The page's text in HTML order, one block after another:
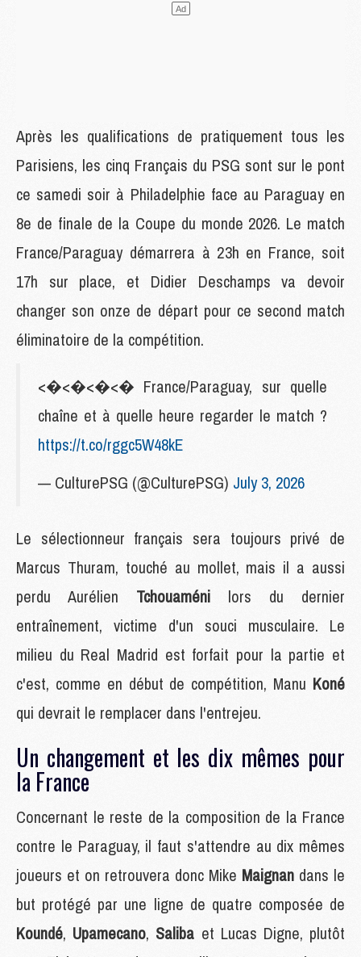
Après les qualifications de pratiquement tous les
Parisiens, les cinq Français du PSG sont sur le pont
ce samedi soir à Philadelphie face au Paraguay en
8e de finale de la Coupe du monde 2026. Le match
France/Paraguay démarrera à 23h en France, soit
17h sur place, et Didier Deschamps va devoir
changer son onze de départ pour ce second match
éliminatoire de la compétition.
<�<�<�<� France/Paraguay, sur quelle
chaîne et à quelle heure regarder le match ?
https://t.co/rggc5W48kE
— CulturePSG (@CulturePSG) July 3, 2026
Le sélectionneur français sera toujours privé de
Marcus Thuram, touché au mollet, mais il a aussi
perdu Aurélien Tchouaméni lors du dernier
entraînement, victime d'un souci musculaire. Le
milieu du Real Madrid est forfait pour la partie et
c'est, comme en début de compétition, Manu Koné
qui devrait le remplacer dans l'entrejeu.
Un changement et les dix mêmes pour
la France
Concernant le reste de la composition de la France
contre le Paraguay, il faut s'attendre au dix mêmes
joueurs et on retrouvera donc Mike Maignan dans le
but protégé par une ligne de quatre composée de
Koundé, Upamecano, Saliba et Lucas Digne, plutôt